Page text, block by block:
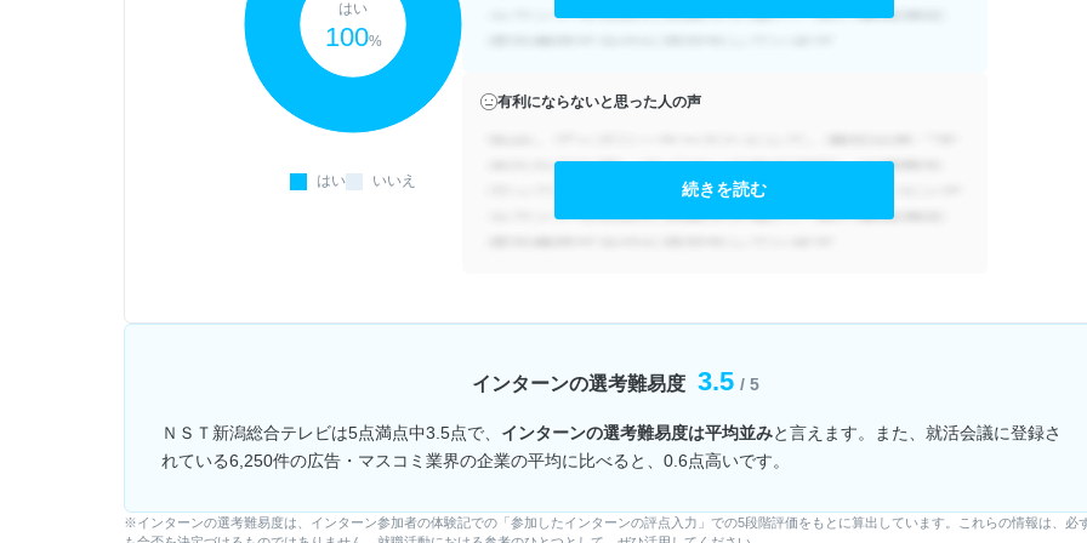
はい
100%
はい いいえ
有利にならないと思った人の声
続きを読む
インターンの選考難易度 3.5 / 5
ＮＳＴ新潟総合テレビは5点満点中3.5点で、 インターンの選考難易度は平均並みと言えます。また、就活会議に登録さ
れている6,250件の広告・マスコミ業界の企業の平均に比べると、0.6点高いです。
※インターンの選考難易度は、インターン参加者の体験記での「参加したインターンの評点入力」での5段階評価をもとに算出しています。これらの情報は、必